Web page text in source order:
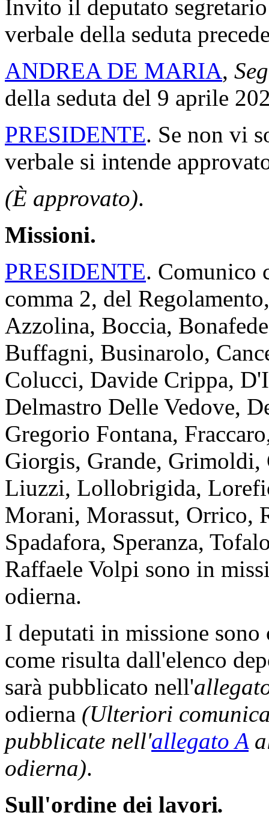
Invito il deputato
verbale della seduta
ANDREA DE MARIA,
della seduta del 9 aprile
PRESIDENTE. Se non vi
verbale si intende
(È approvato).
Missioni.
PRESIDENTE. Comunico
comma 2, del
Azzolina, Boccia,
Buffagni, Businarolo,
Colucci, Davide Crippa,
Delmastro Delle Vedove,
Gregorio Fontana,
Giorgis, Grande,
Liuzzi, Lollobrigida,
Morani, Morassut, Orrico,
Spadafora, Speranza,
Raffaele Volpi sono in
odierna.
I deputati in missione sono
come risulta dall'elenco
sarà pubblicato nell'
odierna (Ulteriori
pubblicate nell'allegato A
odierna).
Sull'ordine dei lavori.